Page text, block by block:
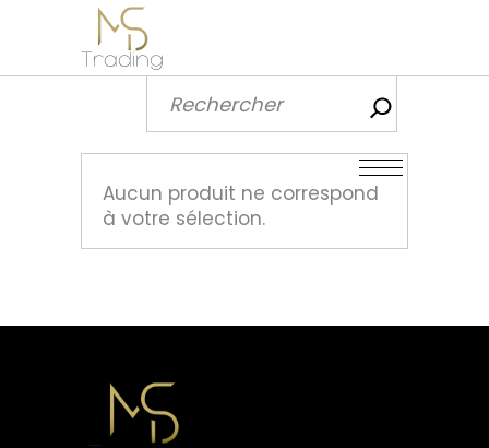
Aucun produit ne correspond
à votre sélection.